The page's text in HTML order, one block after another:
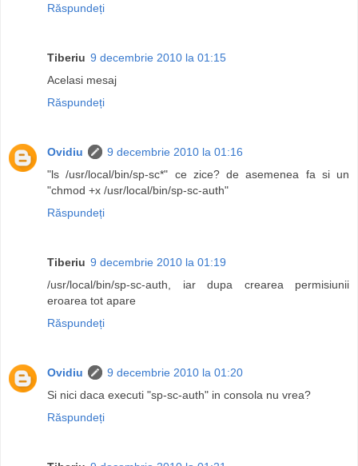
Răspundeți
Tiberiu 9 decembrie 2010 la 01:15
Acelasi mesaj
Răspundeți
Ovidiu
9 decembrie 2010 la 01:16
"ls /usr/local/bin/sp-sc*" ce zice? de asemenea fa si un
"chmod +x /usr/local/bin/sp-sc-auth"
Răspundeți
Tiberiu 9 decembrie 2010 la 01:19
/usr/local/bin/sp-sc-auth, iar dupa crearea permisiunii
eroarea tot apare
Răspundeți
Ovidiu
9 decembrie 2010 la 01:20
Si nici daca executi "sp-sc-auth" in consola nu vrea?
Răspundeți